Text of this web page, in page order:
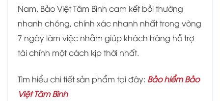
Nam. Bảo Việt Tâm Bình cam kết bồi thường
nhanh chóng, chính xác nhanh nhất trong vòng
7 ngày làm việc nhằm giúp khách hàng hỗ trợ
tài chính một cách kịp thời nhất.
Tìm hiểu chi tiết sản phẩm tại đây: Bảo hiểm Bảo
Việt Tâm Bình